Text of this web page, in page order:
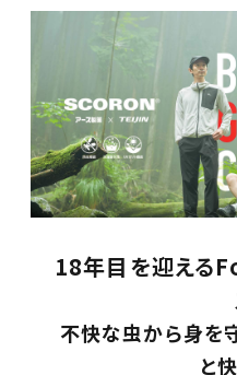
18年目を迎える
不快な虫から身を
と